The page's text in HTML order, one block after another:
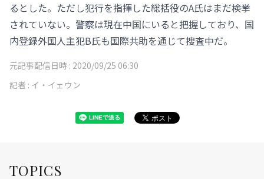
るとした。ただし犯行を指揮した総括役のA氏はまだ検挙
されていない。警察は現在中国にいると把握しており、国
内登録外国人主犯B氏も国際共助を通じて捜査中だ。
元記事配信日時 : 2020/09/25 06:30
記者 : イ・イェウン
TOPICS